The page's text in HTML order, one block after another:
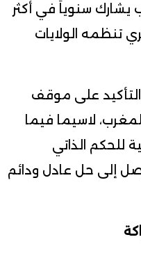
يشارك سنوياً في أكثر
تنظمه الولايات
على موقف
لاسيما فيما
للحكم الذاتي
إلى حل عادل ودائم